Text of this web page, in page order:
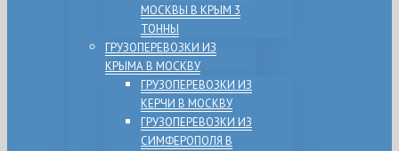
МОСКВЫ В КРЫМ 3
ТОННЫ
ГРУЗОПЕРЕВОЗКИ ИЗ
КРЫМА В МОСКВУ
ГРУЗОПЕРЕВОЗКИ ИЗ
КЕРЧИ В МОСКВУ
ГРУЗОПЕРЕВОЗКИ ИЗ
СИМФЕРОПОЛЯ В